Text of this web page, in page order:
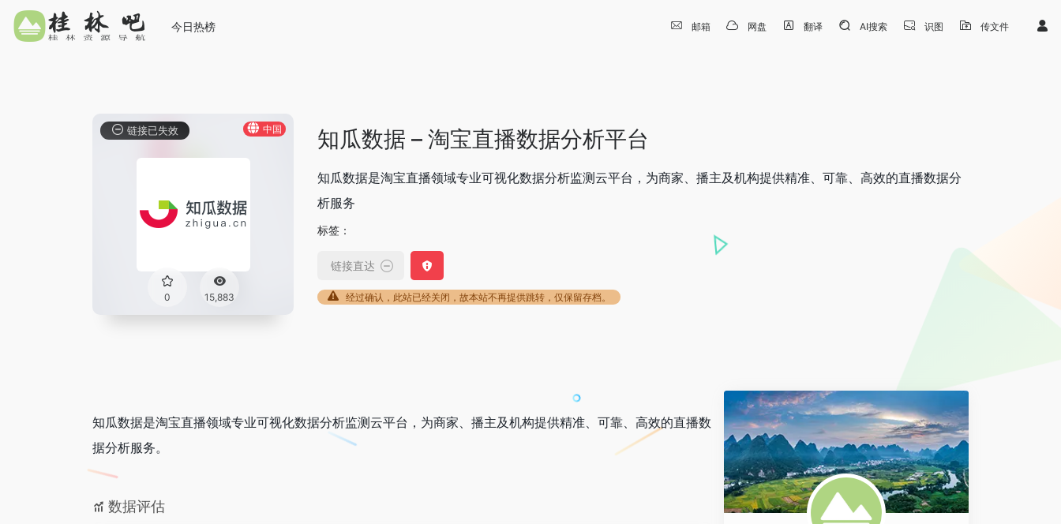
今日热榜 邮箱 网盘 翻译 AI搜索 识图 传文件
中国
0 15,883
链接已失效 知瓜数据 – 淘宝直播数据分析平台
知瓜数据是淘宝直播领域专业可视化数据分析监测云平台，为商家、播主及机构提供精准、可靠、高效的直播数据分
析服务
标签：
链接直达
经过确认，此站已经关闭，故本站不再提供跳转，仅保留存档。
知瓜数据是淘宝直播领域专业可视化数据分析监测云平台，为商家、播主及机构提供精准、可靠、高效的直播数
据分析服务。
数据评估